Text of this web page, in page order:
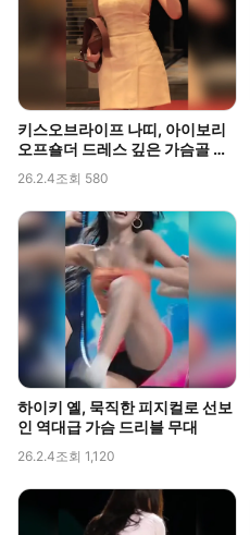
키스오브라이프 나띠, 아이보리
오프숄더 드레스 깊은 가슴골 라
인 직캠
26.2.4조회 580
하이키 옐, 묵직한 피지컬로 선보
인 역대급 가슴 드리블 무대
26.2.4조회 1,120